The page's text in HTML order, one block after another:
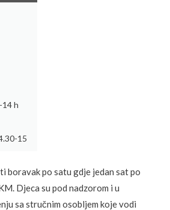
14 h
15
boravak po satu gdje jedan sat po
Djeca su pod nadzorom i u
sa stručnim osobljem koje vodi